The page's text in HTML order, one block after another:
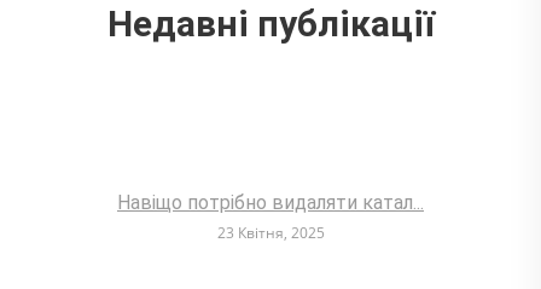
Недавні публікації
Навіщо потрібно видаляти катал...
23 Квітня, 2025